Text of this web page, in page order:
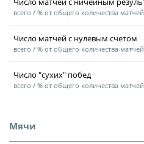
Календарь и
Турнирные
Команды
Комитеты
Спортивный
Контрольно-
всего / % от общего количества матчей
Число матчей с нулевым счетом
всего / % от общего количества матчей
Число "сухих" побед
всего / % от общего количества матчей
Мячи